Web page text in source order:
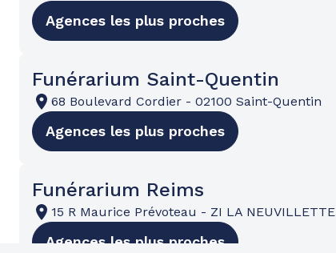
Agences les plus proches
Funérarium Saint-Quentin
68 Boulevard Cordier - 02100 Saint-Quentin
Agences les plus proches
Funérarium Reims
15 R Maurice Prévoteau - ZI LA NEUVILLETTE
Agences les plus proches